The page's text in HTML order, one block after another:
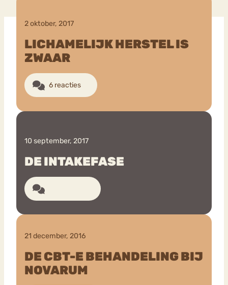
2 oktober, 2017
LICHAMELIJK HERSTEL IS
ZWAAR
6 reacties
10 september, 2017
DE INTAKEFASE
21 december, 2016
DE CBT-E BEHANDELING BIJ
NOVARUM